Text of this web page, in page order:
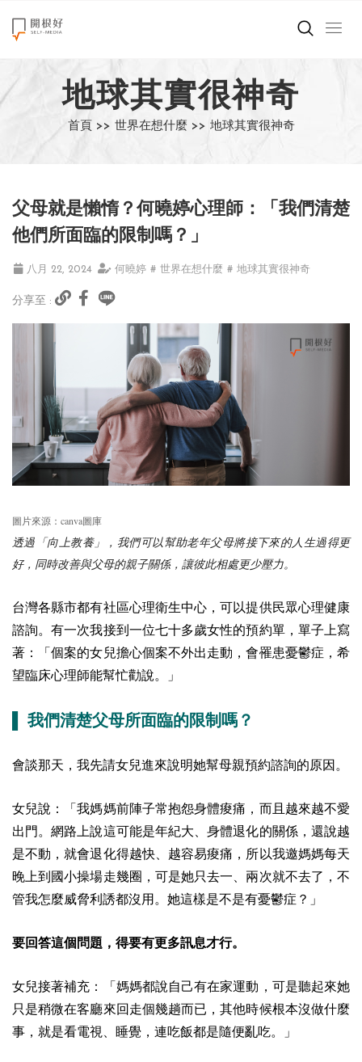
來點正能量
世界在想什麼
創造美好生活
職場商業經濟
影片專區
關於我們
地球其實很神奇
首頁 >> 世界在想什麼 >> 地球其實很神奇
父母就是懶惰？何曉婷心理師：「我們清楚
他們所面臨的限制嗎？」
八月 22, 2024 何曉婷 # 世界在想什麼 # 地球其實很神奇
分享至 :
圖片來源： canva圖庫
透過「向上教養」，我們可以幫助老年父母將接下來的人生過得更
好，同時改善與父母的親子關係，讓彼此相處更少壓力。
台灣各縣市都有社區心理衛生中心，可以提供民眾心理健康
諮詢。有一次我接到一位七十多歲女性的預約單，單子上寫
著：「個案的女兒擔心個案不外出走動，會罹患憂鬱症，希
望臨床心理師能幫忙勸說。」
▌ 我們清楚父母所面臨的限制嗎？
會談那天，我先請女兒進來說明她幫母親預約諮詢的原因。
女兒說：「我媽媽前陣子常抱怨身體痠痛，而且越來越不愛
出門。網路上說這可能是年紀大、身體退化的關係，還說越
是不動，就會退化得越快、越容易痠痛，所以我邀媽媽每天
晚上到國小操場走幾圈，可是她只去一、兩次就不去了，不
管我怎麼威脅利誘都沒用。她這樣是不是有憂鬱症？」
要回答這個問題，得要有更多訊息才行。
女兒接著補充：「媽媽都說自己有在家運動，可是聽起來她
只是稍微在客廳來回走個幾趟而已，其他時候根本沒做什麼
事，就是看電視、睡覺，連吃飯都是隨便亂吃。」